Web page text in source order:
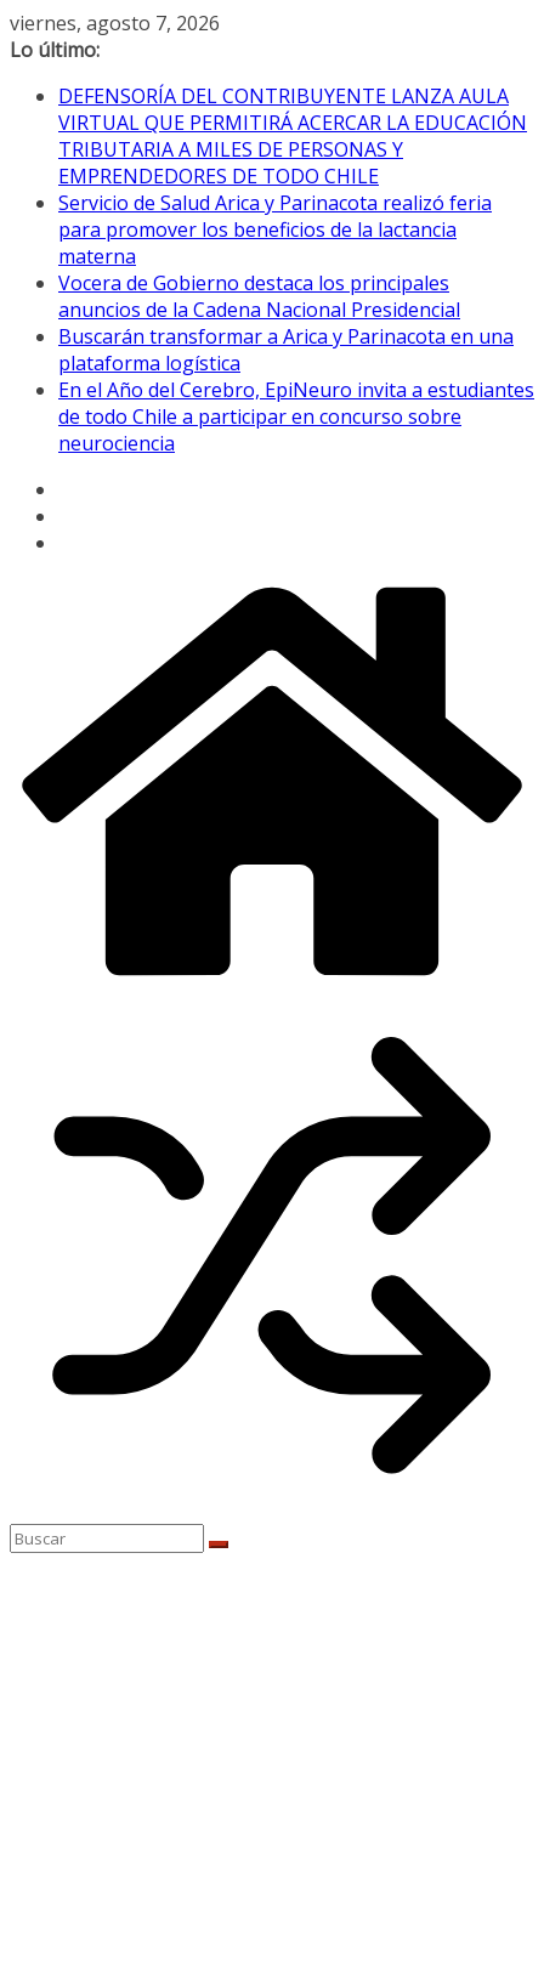
Saltar
al
viernes, agosto 7, 2026
Lo último:
DEFENSORÍA DEL CONTRIBUYENTE LANZA AULA
VIRTUAL QUE PERMITIRÁ ACERCAR LA EDUCACIÓN
TRIBUTARIA A MILES DE PERSONAS Y
EMPRENDEDORES DE TODO CHILE
Servicio de Salud Arica y Parinacota realizó feria
para promover los beneficios de la lactancia
materna
Vocera de Gobierno destaca los principales
anuncios de la Cadena Nacional Presidencial
Buscarán transformar a Arica y Parinacota en una
plataforma logística
En el Año del Cerebro, EpiNeuro invita a estudiantes
de todo Chile a participar en concurso sobre
neurociencia